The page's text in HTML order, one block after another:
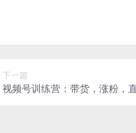
下一篇
视频号训练营：带货，涨粉，